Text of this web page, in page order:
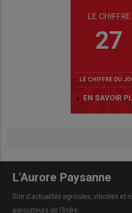
LE CHIFFRE
27
LE CHIFFRE DU
EN SAVOIR
L'Aurore Paysanne
Site d'actualités agricoles, viticoles et
agriculteurs de l'Indre.